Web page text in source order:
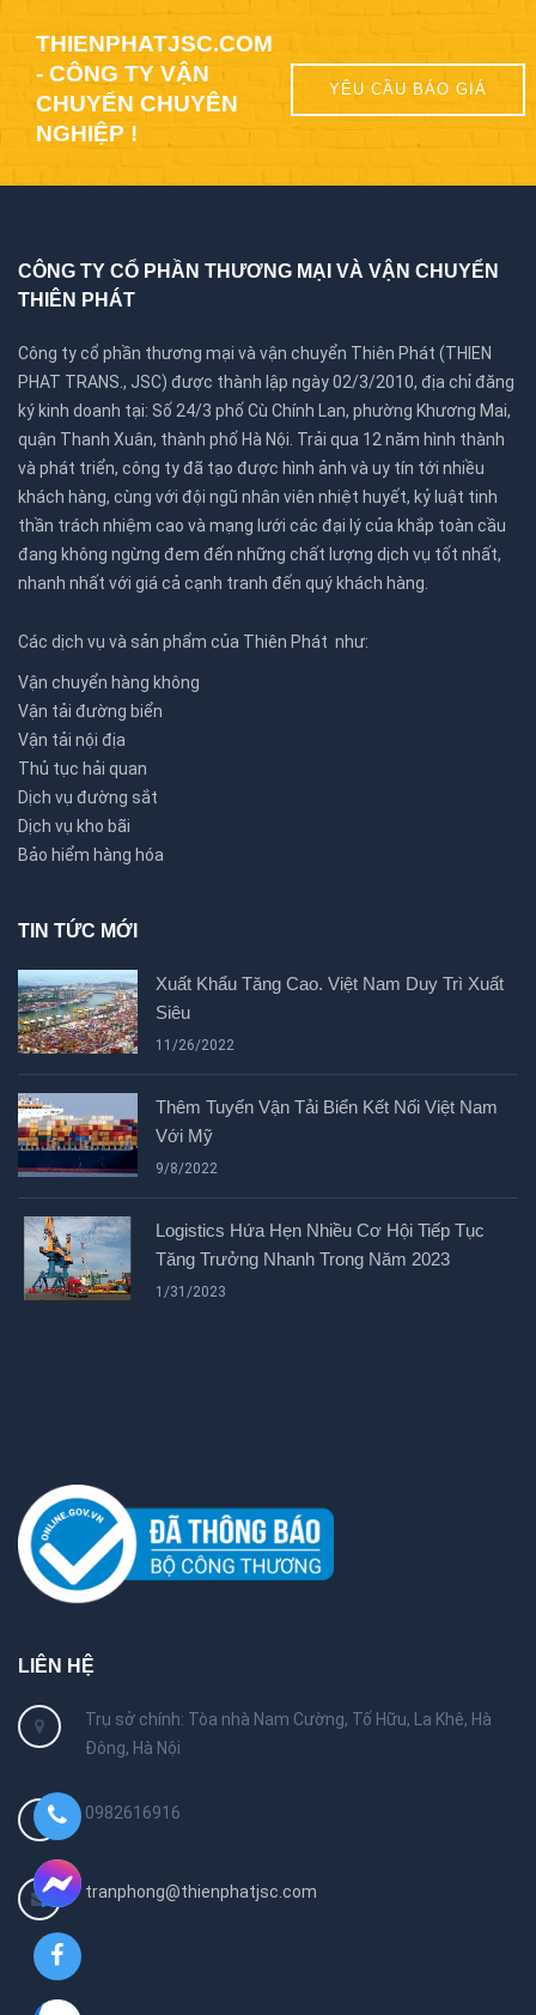
THIENPHATJSC.COM
- CÔNG TY VẬN
CHUYỂN CHUYÊN
NGHIỆP !
YÊU CẦU BÁO GIÁ
CÔNG TY CỔ PHẦN THƯƠNG MẠI VÀ VẬN CHUYỂN
THIÊN PHÁT
Công ty cổ phần thương mại và vận chuyển Thiên Phát (THIEN
PHAT TRANS., JSC) được thành lập ngày 02/3/2010, địa chỉ đăng
ký kinh doanh tại: Số 24/3 phố Cù Chính Lan, phường Khương Mai,
quận Thanh Xuân, thành phố Hà Nội. Trải qua 12 năm hình thành
và phát triển, công ty đã tạo được hình ảnh và uy tín tới nhiều
khách hàng, cùng với đội ngũ nhân viên nhiệt huyết, kỷ luật tinh
thần trách nhiệm cao và mạng lưới các đại lý của khắp toàn cầu
đang không ngừng đem đến những chất lượng dịch vụ tốt nhất,
nhanh nhất với giá cả cạnh tranh đến quý khách hàng.
Các dịch vụ và sản phẩm của Thiên Phát như:
Vận chuyển hàng không
Vận tải đường biển
Vận tải nội địa
Thủ tục hải quan
Dịch vụ đường sắt
Dịch vụ kho bãi
Bảo hiểm hàng hóa
TIN TỨC MỚI
Xuất Khẩu Tăng Cao. Việt Nam Duy Trì Xuất
Siêu
11/26/2022
Thêm Tuyến Vận Tải Biển Kết Nối Việt Nam
Với Mỹ
9/8/2022
Logistics Hứa Hẹn Nhiều Cơ Hội Tiếp Tục
Tăng Trưởng Nhanh Trong Năm 2023
1/31/2023
LIÊN HỆ
Trụ sở chính: Tòa nhà Nam Cường, Tố Hữu, La Khê, Hà
Đông, Hà Nội
0982616916
tranphong@thienphatjsc.com